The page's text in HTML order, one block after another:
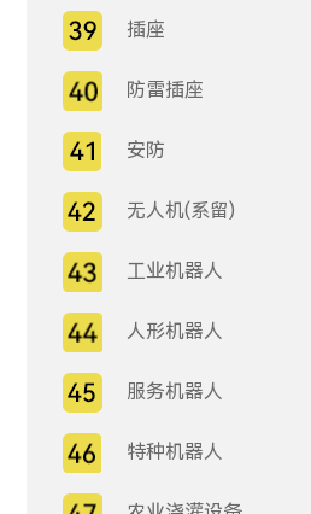
插座
防雷插座
安防
无人机(系留)
工业机器人
人形机器人
服务机器人
特种机器人